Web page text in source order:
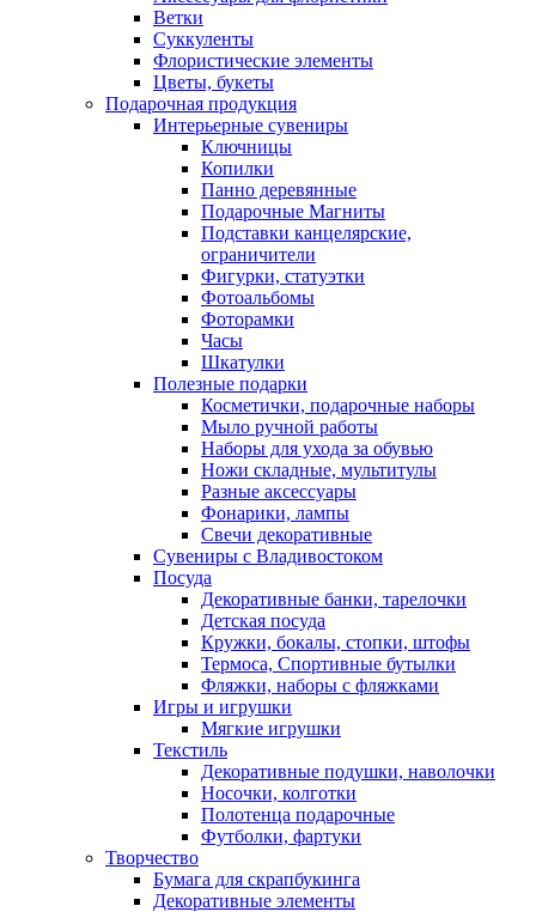
Ветки
Суккуленты
Флористические элементы
Цветы, букеты
Подарочная продукция
Интерьерные сувениры
Ключницы
Копилки
Панно деревянные
Подарочные Магниты
Подставки канцелярские,
ограничители
Фигурки, статуэтки
Фотоальбомы
Фоторамки
Часы
Шкатулки
Полезные подарки
Косметички, подарочные наборы
Мыло ручной работы
Наборы для ухода за обувью
Ножи складные, мультитулы
Разные аксессуары
Фонарики, лампы
Свечи декоративные
Сувениры с Владивостоком
Посуда
Декоративные банки, тарелочки
Детская посуда
Кружки, бокалы, стопки, штофы
Термоса, Спортивные бутылки
Фляжки, наборы с фляжками
Игры и игрушки
Мягкие игрушки
Текстиль
Декоративные подушки, наволочки
Носочки, колготки
Полотенца подарочные
Футболки, фартуки
Творчество
Бумага для скрапбукинга
Декоративные элементы